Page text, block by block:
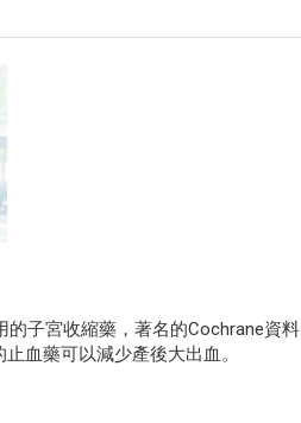
子宮收縮藥，著名的Cochrane資料
血藥可以減少產後大出血。